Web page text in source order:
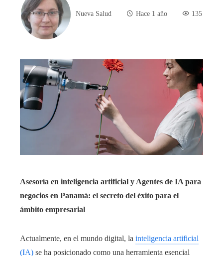
Nueva Salud Hace 1 año 135
Asesoría en inteligencia artificial y Agentes de IA para
negocios en Panamá: el secreto del éxito para el
ámbito empresarial
Actualmente, en el mundo digital, la inteligencia artificial
(IA) se ha posicionado como una herramienta esencial